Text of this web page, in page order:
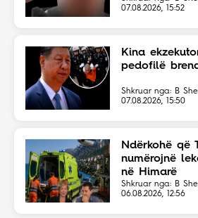
07.08.2026, 15:52
Kina
pedofilë
Shkruar nga: B
07.08.2026, 15:50
Ndërkohë që
numërojnë
në Himarë
Shkruar nga: B
06.08.2026, 12:56